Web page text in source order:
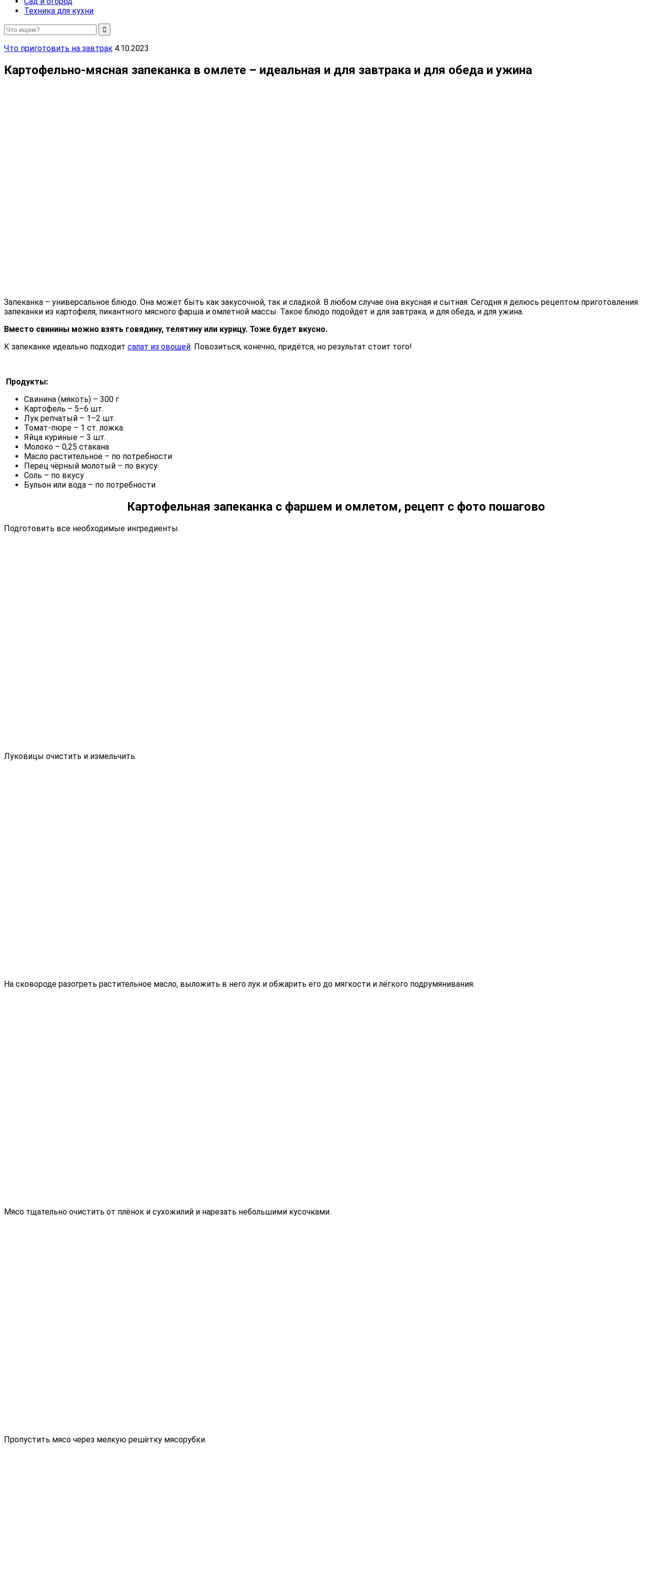
Техника для кухни
Что приготовить на завтрак 4.10.2023
Картофельно-мясная запеканка в омлете – идеальная и для завтрака и для обеда и ужина
Запеканка – универсальное блюдо. Она может быть как закусочной, так и сладкой. В любом случае она вкусная и сытная. Сегодня я делюсь рецептом приготовления
запеканки из картофеля, пикантного мясного фарша и омлетной массы. Такое блюдо подойдет и для завтрака, и для обеда, и для ужина.
Вместо свинины можно взять говядину, телятину или курицу. Тоже будет вкусно.
К запеканке идеально подходит салат из овощей. Повозиться, конечно, придётся, но результат стоит того!
Продукты:
Свинина (мякоть) – 300 г
Картофель – 5–6 шт.
Лук репчатый – 1–2 шт.
Томат-пюре – 1 ст. ложка
Яйца куриные – 3 шт.
Молоко – 0,25 стакана
Масло растительное – по потребности
Перец чёрный молотый – по вкусу
Соль – по вкусу
Бульон или вода – по потребности
Картофельная запеканка с фаршем и омлетом, рецепт с фото пошагово
Подготовить все необходимые ингредиенты.
Луковицы очистить и измельчить.
На сковороде разогреть растительное масло, выложить в него лук и обжарить его до мягкости и лёгкого подрумянивания.
Мясо тщательно очистить от плёнок и сухожилий и нарезать небольшими кусочками.
Пропустить мясо через мелкую решётку мясорубки.